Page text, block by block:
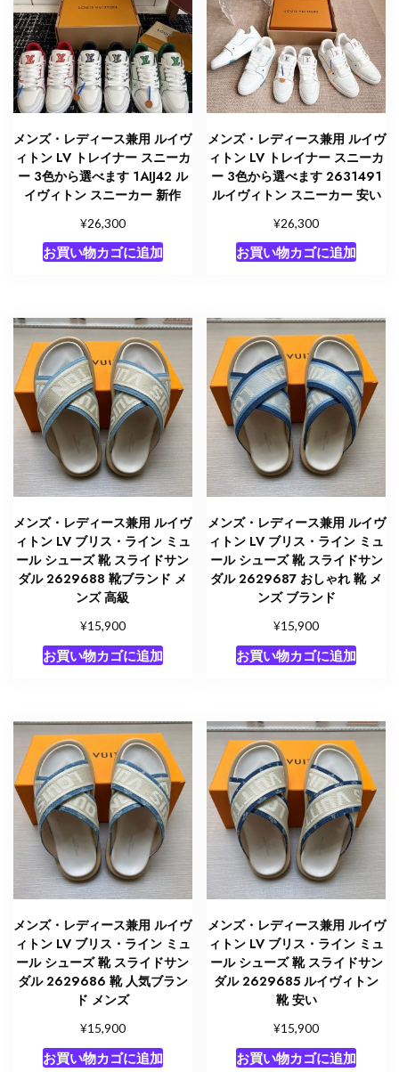
メンズ・レディース兼用 ルイヴ
ィトン LV トレイナー スニーカ
ー 3色から選べます 1AIJ42 ル
イヴィトン スニーカー 新作
¥26,300
お買い物カゴに追加
メンズ・レディース兼用 ルイヴ
ィトン LV トレイナー スニーカ
ー 3色から選べます 2631491
ルイヴィトン スニーカー 安い
¥26,300
お買い物カゴに追加
メンズ・レディース兼用 ルイヴ
ィトン LV ブリス・ライン ミュ
ール シューズ 靴 スライドサン
ダル 2629688 靴ブランド メ
ンズ 高級
¥15,900
お買い物カゴに追加
メンズ・レディース兼用 ルイヴ
ィトン LV ブリス・ライン ミュ
ール シューズ 靴 スライドサン
ダル 2629687 おしゃれ 靴 メ
ンズ ブランド
¥15,900
お買い物カゴに追加
メンズ・レディース兼用 ルイヴ
ィトン LV ブリス・ライン ミュ
ール シューズ 靴 スライドサン
ダル 2629686 靴 人気ブラン
ド メンズ
¥15,900
お買い物カゴに追加
メンズ・レディース兼用 ルイヴ
ィトン LV ブリス・ライン ミュ
ール シューズ 靴 スライドサン
ダル 2629685 ルイヴィトン
靴 安い
¥15,900
お買い物カゴに追加